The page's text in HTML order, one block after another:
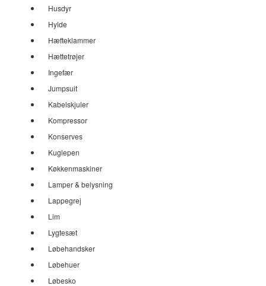
Husdyr
Hylde
Hæfteklammer
Hættetrøjer
Ingefær
Jumpsuit
Kabelskjuler
Kompressor
Konserves
Kuglepen
Køkkenmaskiner
Lamper & belysning
Lappegrej
Lim
Lygtesæt
Løbehandsker
Løbehuer
Løbesko